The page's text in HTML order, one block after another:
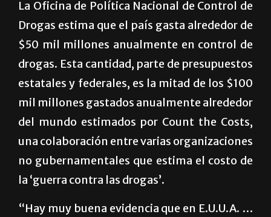
La Oficina de Política Nacional de Control de
Drogas estima que el país gasta alrededor de
$50 mil millones anualmente en control de
drogas. Esta cantidad, parte de presupuestos
estatales y federales, es la mitad de los $100
mil millones gastados anualmente alrededor
del mundo estimados por Count the Costs,
una colaboración entre varias organizaciones
no gubernamentales que estima el costo de
la ‘guerra contra las drogas’.
“Hay muy buena evidencia que en E.U.U.A. …